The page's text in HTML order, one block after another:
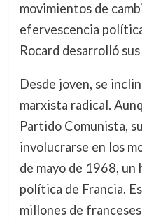
movimientos de
efervescencia
Rocard desarrolló
Desde joven, se
marxista radical.
Partido Comunista,
involucrarse en los
de mayo de 1968,
política de Francia.
millones de